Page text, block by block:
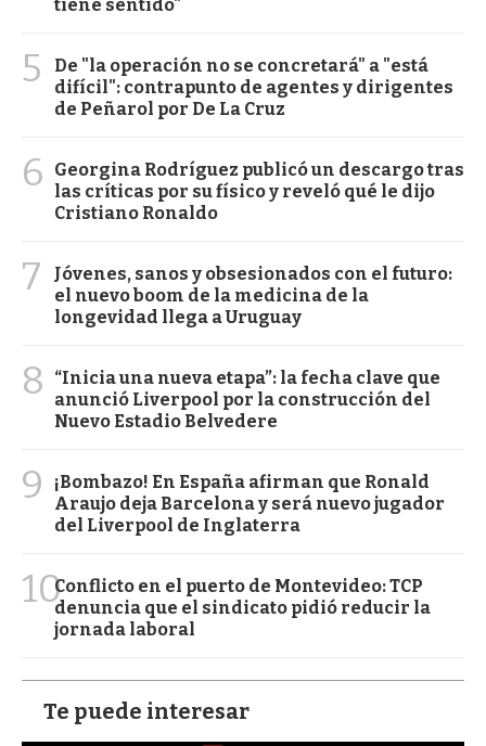
tiene sentido"
5
De "la operación no se concretará" a "está
difícil": contrapunto de agentes y dirigentes
de Peñarol por De La Cruz
6
Georgina Rodríguez publicó un descargo tras
las críticas por su físico y reveló qué le dijo
Cristiano Ronaldo
7
Jóvenes, sanos y obsesionados con el futuro:
el nuevo boom de la medicina de la
longevidad llega a Uruguay
8
“Inicia una nueva etapa”: la fecha clave que
anunció Liverpool por la construcción del
Nuevo Estadio Belvedere
9
¡Bombazo! En España afirman que Ronald
Araujo deja Barcelona y será nuevo jugador
del Liverpool de Inglaterra
10Conflicto en el puerto de Montevideo: TCP
denuncia que el sindicato pidió reducir la
jornada laboral
Te puede interesar